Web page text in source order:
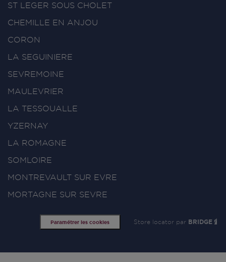
ST LEGER SOUS CHOLET
CHEMILLE EN ANJOU
CORON
LA SEGUINIERE
SEVREMOINE
MAULEVRIER
LA TESSOUALLE
YZERNAY
LA ROMAGNE
SOMLOIRE
MONTREVAULT SUR EVRE
MORTAGNE SUR SEVRE
Paramétrer les cookies Store locator par BRIDGE